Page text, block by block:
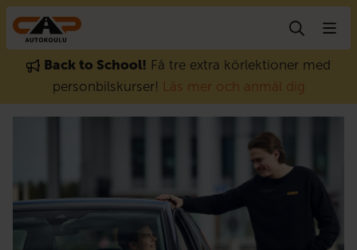
Gå till innehåll
Back to School! Få tre extra körlektioner med
personbilskurser! Läs mer och anmäl dig